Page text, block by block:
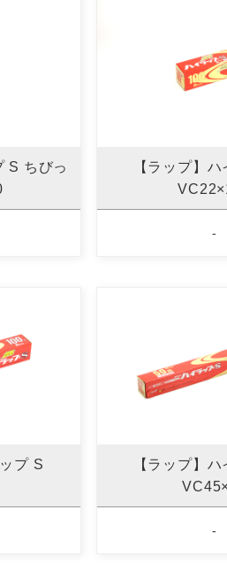
S ちびっ
【ラップ】
-
プ S
【ラップ】
-